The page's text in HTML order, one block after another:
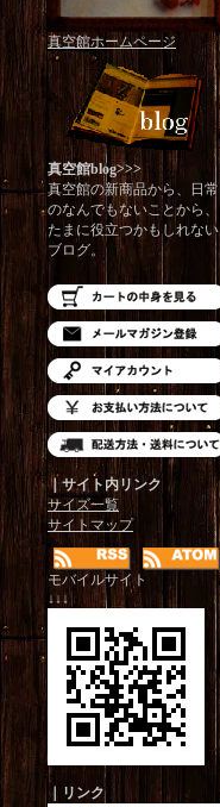
真空館ホームページ
真空館blog>>>
真空館の新商品から、日常
のなんでもないことから、
たまに役立つかもしれない
ブログ。
｜サイト内リンク
サイズ一覧
サイトマップ
モバイルサイト
↓↓↓
｜リンク